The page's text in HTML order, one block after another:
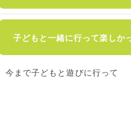
子どもと一緒に行って楽しか
今まで子どもと遊びに行って